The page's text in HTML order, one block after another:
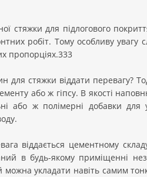
стяжки для підлогового
робіт. Тому особливу увагу
пропорціях.333
для стяжки віддати перевагу?
або ж гіпсу. В якості
або ж полімерні добавки для
віддається цементному
в будь-якому приміщенні
можна укладати навіть самим